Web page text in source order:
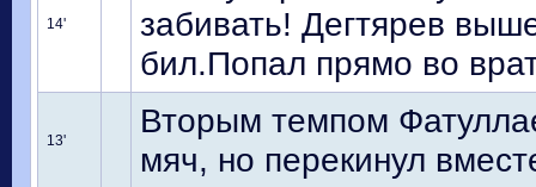
14'
забивать! Дегтярев
бил.Попал прямо во
13'
Вторым темпом
мяч, но перекинул